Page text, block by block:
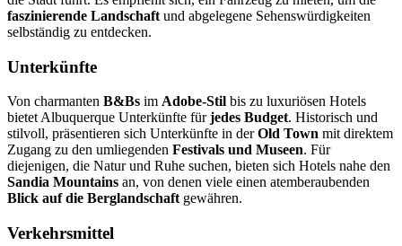
faszinierende Landschaft und abgelegene Sehenswürdigkeiten
selbständig zu entdecken.
Unterkünfte
Von charmanten B&Bs im Adobe-Stil bis zu luxuriösen Hotels
bietet Albuquerque Unterkünfte fürjedes Budget. Historisch und
stilvoll, präsentieren sich Unterkünfte in derOld Town mit direktem
Zugang zu den umliegenden Festivals und Museen. Für
diejenigen, die Natur und Ruhe suchen, bieten sich Hotels nahe den
Sandia Mountains an, von denen viele einen atemberaubenden
Blick auf die Berglandschaftgewähren.
Verkehrsmittel